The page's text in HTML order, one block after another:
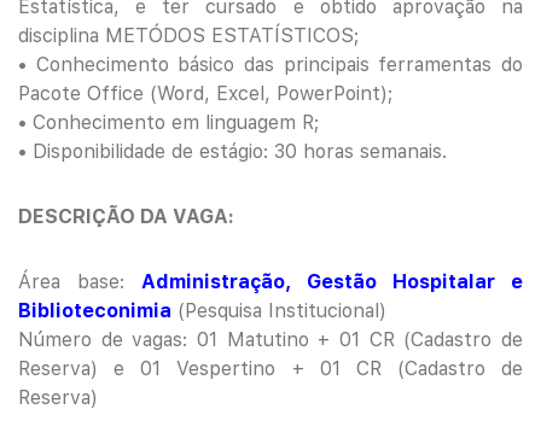
Estatística, e ter cursado e obtido aprovação na
disciplina METÓDOS ESTATÍSTICOS;
• Conhecimento básico das principais ferramentas do
Pacote Office (Word, Excel, PowerPoint);
• Conhecimento em linguagem R;
• Disponibilidade de estágio: 30 horas semanais.
DESCRIÇÃO DA VAGA:
Área base: Administração, Gestão Hospitalar e
Biblioteconimia (Pesquisa Institucional)
Número de vagas: 01 Matutino + 01 CR (Cadastro de
Reserva) e 01 Vespertino + 01 CR (Cadastro de
Reserva)